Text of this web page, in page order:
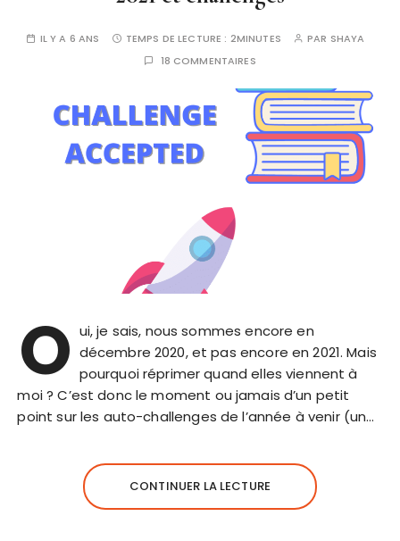
IL Y A 6 ANS TEMPS DE LECTURE : 2MINUTES PAR SHAYA
18 COMMENTAIRES
O ui, je sais, nous sommes encore en
décembre 2020, et pas encore en 2021. Mais
pourquoi réprimer quand elles viennent à
moi ? C’est donc le moment ou jamais d’un petit
point sur les auto-challenges de l’année à venir (un…
CONTINUER LA LECTURE